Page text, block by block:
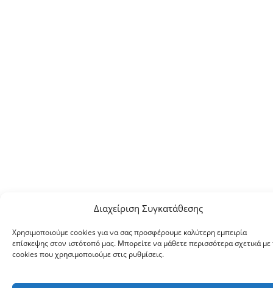
Διαχείριση Συγκατάθεσης
Χρησιμοποιούμε cookies για να σας προσφέρουμε καλύτερη εμπειρία
επίσκεψης στον ιστότοπό μας. Μπορείτε να μάθετε περισσότερα σχετικά με
cookies που χρησιμοποιούμε στις ρυθμίσεις.